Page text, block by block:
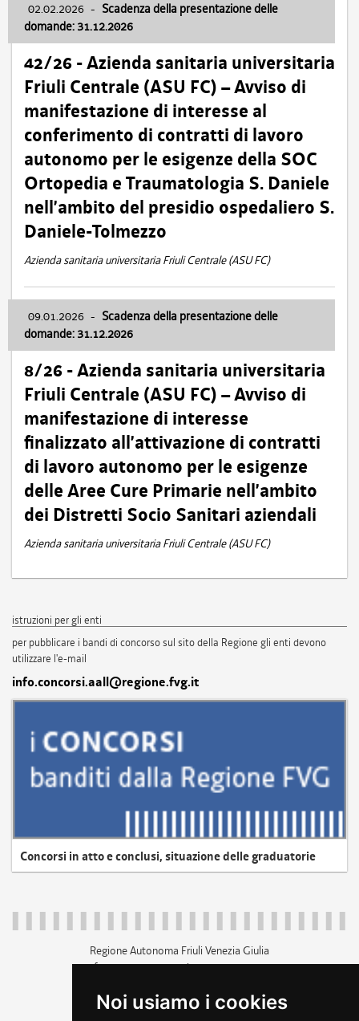
Noi usiamo i cookies
02.02.2026 - Scadenza della presentazione delle
domande: 31.12.2026
42/26 - Azienda sanitaria universitaria
Friuli Centrale (ASU FC) – Avviso di
manifestazione di interesse al
conferimento di contratti di lavoro
autonomo per le esigenze della SOC
Ortopedia e Traumatologia S. Daniele
nell’ambito del presidio ospedaliero S.
Daniele-Tolmezzo
Azienda sanitaria universitaria Friuli Centrale (ASU FC)
09.01.2026 - Scadenza della presentazione delle
domande: 31.12.2026
8/26 - Azienda sanitaria universitaria
Friuli Centrale (ASU FC) – Avviso di
manifestazione di interesse
finalizzato all’attivazione di contratti
di lavoro autonomo per le esigenze
delle Aree Cure Primarie nell’ambito
dei Distretti Socio Sanitari aziendali
Azienda sanitaria universitaria Friuli Centrale (ASU FC)
istruzioni per gli enti
per pubblicare i bandi di concorso sul sito della Regione gli enti devono
utilizzare l'e-mail
info.concorsi.aall@regione.fvg.it
Concorsi in atto e conclusi, situazione delle graduatorie
Regione Autonoma Friuli Venezia Giulia
c.f. 80014930327; p.iva 00526040324
+39 040 3771111